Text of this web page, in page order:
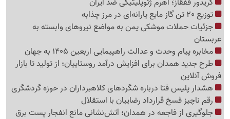
توزیع 20 تن گاز مایع یارانه‌ای در مرز چذابه
جزئیات حملات موشکی یمن به مواضع نیروهای وابسته به
عربستان
مخابره پیام وحدت و عدالت راهپیمایی اربعین 1405 به جهان
طرح جدید همدان برای افزایش درآمد روستاییان؛ از تولید تا بازار
فروش آنلاین
هشدار پلیس فتا درباره شگردهای کلاهبرداران در حوزه گردشگری
رقم ناچیز فسخ قرارداد رضاییان با استقلال
جلوگیری از فاجعه در همدان؛ آتش‌نشانی مانع انفجار پست برق